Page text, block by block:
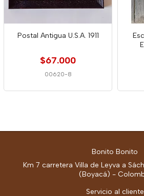
Postal Antigua U.S.A. 1911
$67.000
00620-8
Bonito Bonito
Km 7 carretera Villa de Leyva a
(Boyacá) -
Servicio al cliente